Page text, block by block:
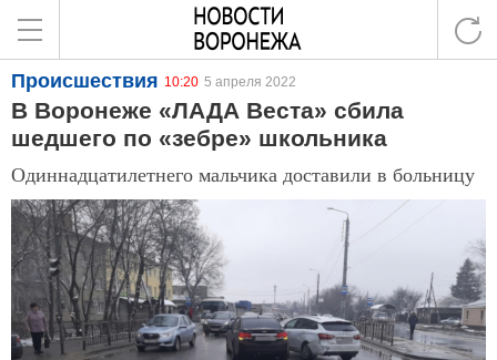
Происшествия 10:20 5 апреля 2022
В Воронеже «ЛАДА Веста» сбила
шедшего по «зебре» школьника
Одиннадцатилетнего мальчика доставили в больницу